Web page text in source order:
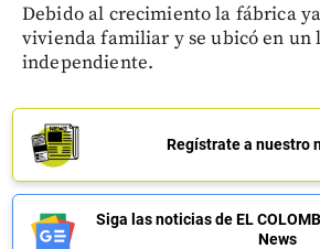
Debido al crecimiento la fábrica
vivienda familiar y se ubicó en un
independiente.
Regístrate a nuestro
Siga las noticias de EL
News